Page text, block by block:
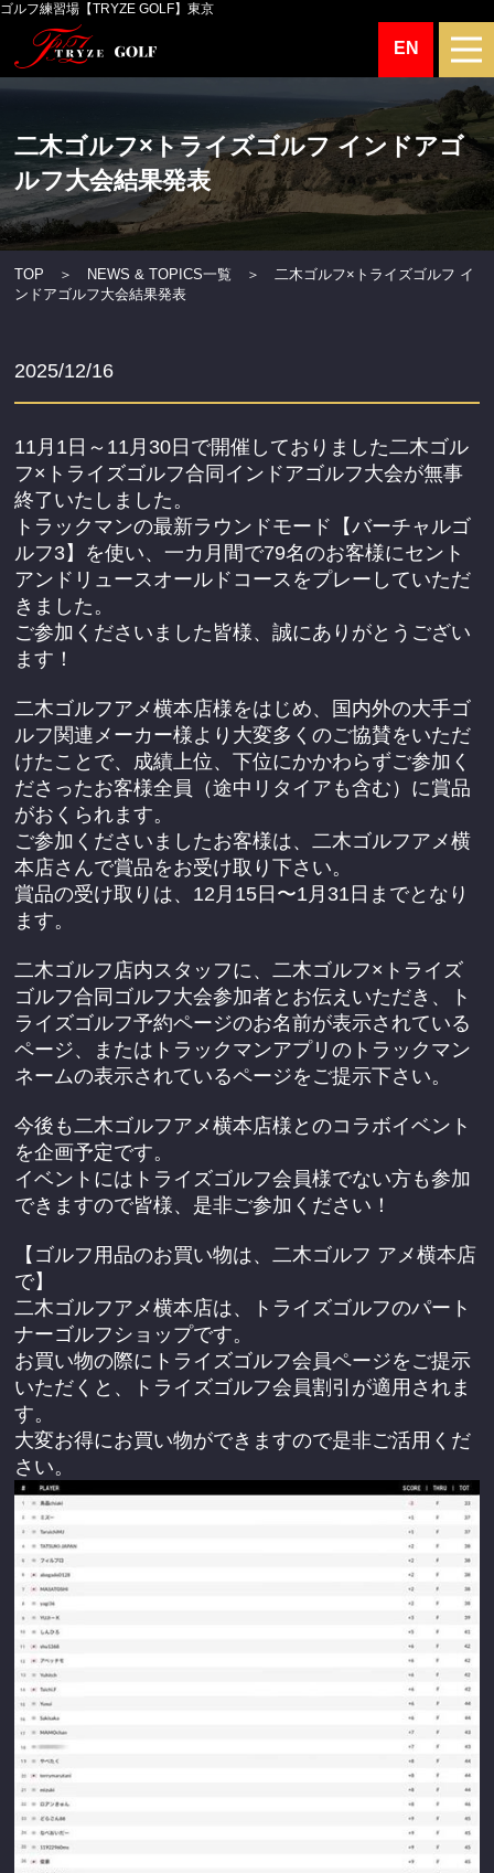
ゴルフ練習場【TRYZE GOLF】東京
EN
二木ゴルフ×トライズゴルフ インドアゴ
ルフ大会結果発表
TOP ＞ NEWS & TOPICS一覧 ＞ 二木ゴルフ×トライズゴルフ イ
ンドアゴルフ大会結果発表
2025/12/16
11月1日～11月30日で開催しておりました二木ゴル
フ×トライズゴルフ合同インドアゴルフ大会が無事
終了いたしました。
トラックマンの最新ラウンドモード【バーチャルゴ
ルフ3】を使い、一カ月間で79名のお客様にセント
アンドリュースオールドコースをプレーしていただ
きました。
ご参加くださいました皆様、誠にありがとうござい
ます！
二木ゴルフアメ横本店様をはじめ、国内外の大手ゴ
ルフ関連メーカー様より大変多くのご協賛をいただ
けたことで、成績上位、下位にかかわらずご参加く
ださったお客様全員（途中リタイアも含む）に賞品
がおくられます。
ご参加くださいましたお客様は、二木ゴルフアメ横
本店さんで賞品をお受け取り下さい。
賞品の受け取りは、12月15日〜1月31日までとなり
ます。
二木ゴルフ店内スタッフに、二木ゴルフ×トライズ
ゴルフ合同ゴルフ大会参加者とお伝えいただき、ト
ライズゴルフ予約ページのお名前が表示されている
ページ、またはトラックマンアプリのトラックマン
ネームの表示されているページをご提示下さい。
今後も二木ゴルフアメ横本店様とのコラボイベント
を企画予定です。
イベントにはトライズゴルフ会員様でない方も参加
できますので皆様、是非ご参加ください！
【ゴルフ用品のお買い物は、二木ゴルフ アメ横本店
で】
二木ゴルフアメ横本店は、トライズゴルフのパート
ナーゴルフショップです。
お買い物の際にトライズゴルフ会員ページをご提示
いただくと、トライズゴルフ会員割引が適用されま
す。
大変お得にお買い物ができますので是非ご活用くだ
さい。